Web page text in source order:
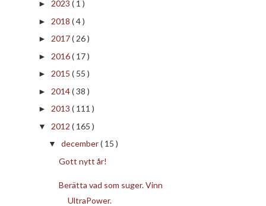
► 2023 ( 1 )
► 2018 ( 4 )
► 2017( 26 )
► 2016( 17 )
► 2015 ( 55 )
► 2014( 38 )
► 2013 ( 111 )
▼ 2012 ( 165 )
▼ december( 15 )
Gott nytt år!
Berätta vad som suger. Vinn
UltraPower.